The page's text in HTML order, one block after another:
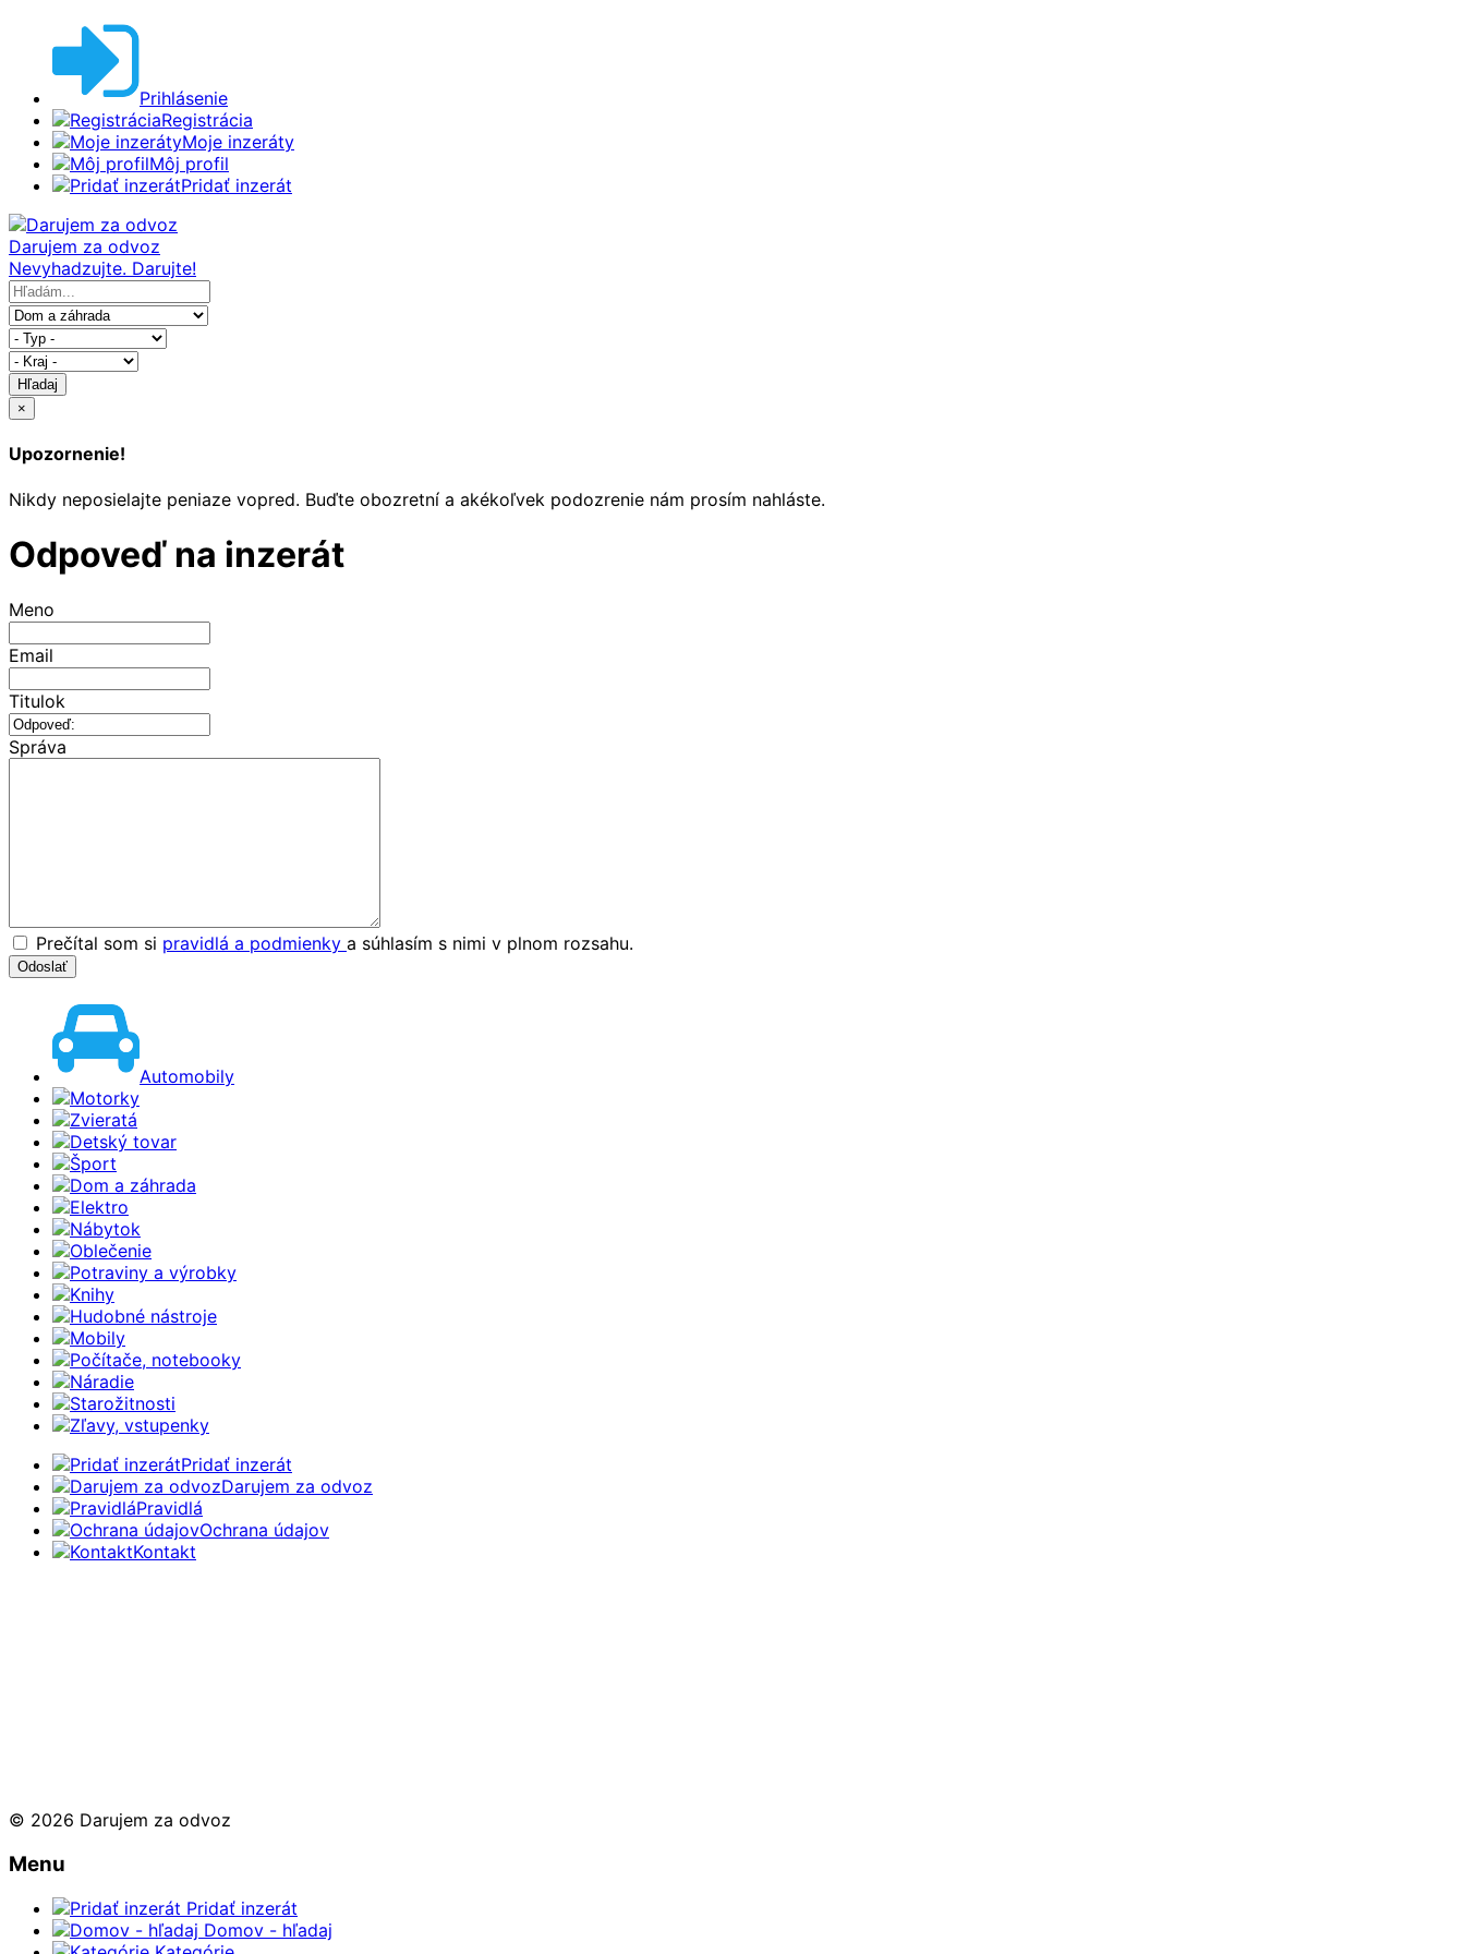
Prihlásenie
Registrácia
Moje inzeráty
Môj profil
Pridať inzerát
Darujem za odvoz
Nevyhadzujte. Darujte!
Hľadaj
×
Upozornenie!
Nikdy neposielajte peniaze vopred. Buďte obozretní a akékoľvek podozrenie nám prosím nahláste.
Odpoveď na inzerát
Meno
Email
Titulok
Správa
Prečítal som si pravidlá a podmienky a súhlasím s nimi v plnom rozsahu.
Automobily
Motorky
Zvieratá
Detský tovar
Šport
Dom a záhrada
Elektro
Nábytok
Oblečenie
Potraviny a výrobky
Knihy
Hudobné nástroje
Mobily
Počítače, notebooky
Náradie
Starožitnosti
Zľavy, vstupenky
Pridať inzerát
Darujem za odvoz
Pravidlá
Ochrana údajov
Kontakt
© 2026 Darujem za odvoz
Menu
Pridať inzerát
Domov - hľadaj